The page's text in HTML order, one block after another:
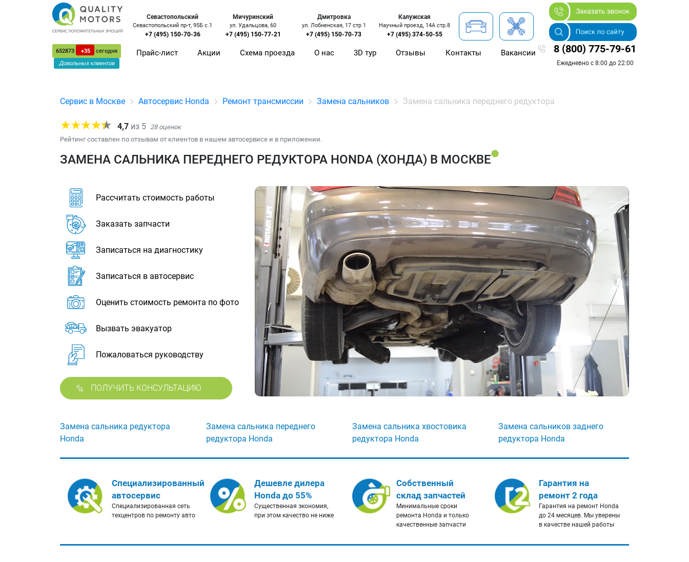
652873 +35
сегодня
Довольных клиентов
Севастопольский
Севастопольский пр-т, 95Б с.1
+7 (495) 150-70-36
Мичуринский
ул. Удальцова, 60
+7 (495) 150-77-21
Дмитровка
ул. Лобненская, 17 стр 1
+7 (495) 150-70-73
Калужская
Научный проезд, 14А стр.8
+7 (495) 374-50-55
Прайс-лист Акции Схема проезда О нас 3D тур Отзывы Контакты Вакансии 8 (800) 775-79-61
Ежедневно с 8:00 до 22:00
Сервис в Москве Автосервис Honda Ремонт трансмиссии Замена сальников Замена сальника переднего редуктора
4,7 из 5 28оценок
Рейтинг составлен по отзывам от клиентов в нашем автосервисе и в приложении.
ЗАМЕНА САЛЬНИКА ПЕРЕДНЕГО РЕДУКТОРА HONDA (ХОНДА) В МОСКВЕ
Рассчитать стоимость работы
Заказать запчасти
Записаться на диагностику
Записаться в автосервис
Оценить стоимость ремонта по фото
Вызвать эвакуатор
Пожаловаться руководству
ПОЛУЧИТЬ КОНСУЛЬТАЦИЮ
Замена сальника редуктора
Honda
Замена сальника переднего
редуктора Honda
Замена сальника хвостовика
редуктора Honda
Замена сальников заднего
редуктора Honda
Специализированный
автосервис
Специализированная сеть
техцентров по ремонту авто
Дешевле дилера
Honda до 55%
Существенная экономия,
при этом качество не ниже
Собственный
склад запчастей
Минимальные сроки
ремонта Honda и только
качественные запчасти
Гарантия на
ремонт 2 года
Гарантия на ремонт Honda
до 24 месяцев. Мы уверены
в качестве нашей работы